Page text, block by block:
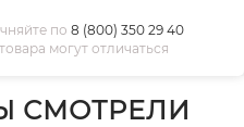
по 8 (800) 350 29 40
могут отличаться
СМОТРЕЛИ